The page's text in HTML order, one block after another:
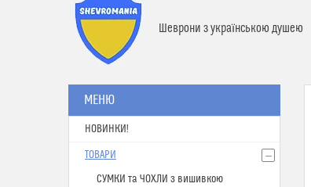
Шеврони з українською душею
НОВИНКИ!
ТОВАРИ
СУМКИ та ЧОХЛИ з вишивкою